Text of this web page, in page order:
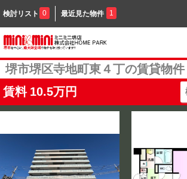
検討リスト 0 最近見た物件 1
堺市堺区寺地町東４丁の賃貸物件
賃料 10.5万円